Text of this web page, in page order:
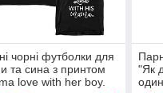
чорні футболки для
та сина з принтом
love with her boy.
"Як